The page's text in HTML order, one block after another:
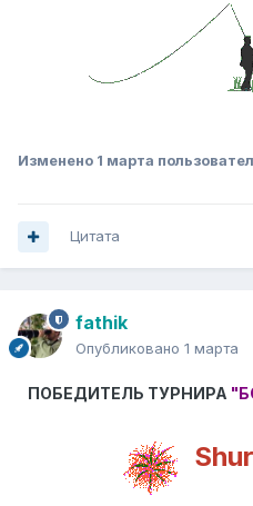
Изменено 1 марта
Цитата
fathik
Опубликовано 1 марта
ПОБЕДИТЕЛЬ ТУРНИРА